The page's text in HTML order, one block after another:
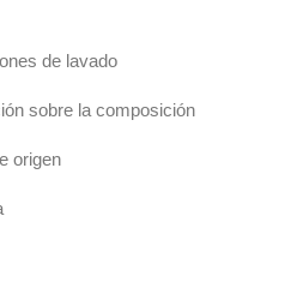
de lavado
sobre la composición
origen